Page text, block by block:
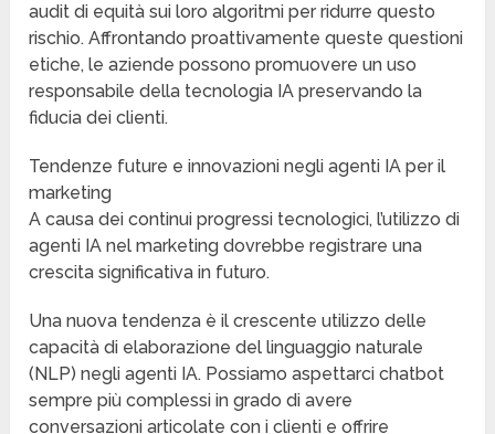
audit di equità sui loro algoritmi per ridurre questo
rischio. Affrontando proattivamente queste questioni
etiche, le aziende possono promuovere un uso
responsabile della tecnologia IA preservando la
fiducia dei clienti.
Tendenze future e innovazioni negli agenti IA per il
marketing
A causa dei continui progressi tecnologici, l’utilizzo di
agenti IA nel marketing dovrebbe registrare una
crescita significativa in futuro.
Una nuova tendenza è il crescente utilizzo delle
capacità di elaborazione del linguaggio naturale
(NLP) negli agenti IA. Possiamo aspettarci chatbot
sempre più complessi in grado di avere
conversazioni articolate con i clienti e offrire